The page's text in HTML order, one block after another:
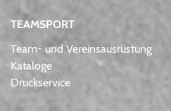
TEAMSPORT
Team- und Vereinsausrüstung
Kataloge
Druckservice